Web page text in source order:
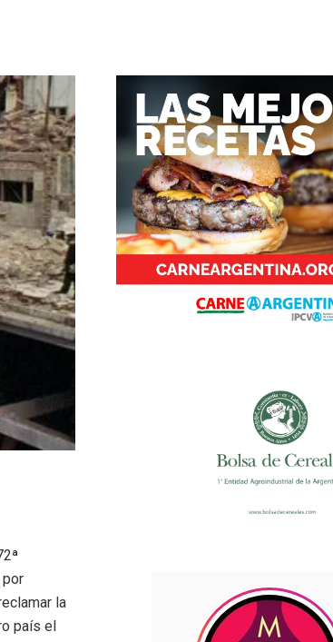
por
la
país el